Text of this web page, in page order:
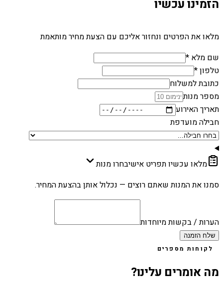
הזמינו עכשיו
מלאו את הפרטים ונחזור אליכם עם הצעת מחיר מותאמת
שם מלא *
טלפון *
כתובת למשלוח
מספר מנות
תאריך האירוע
חבילה מועדפת
מלאו עכשיו תפריט אישיבחרו מנות
סמנו את המנות שאתם רוצים — נכלול אותן בהצעת המחיר.
הערות / בקשות מיוחדות
שלח הזמנה
לקוחות מספרים
מה אומרים עלינו?